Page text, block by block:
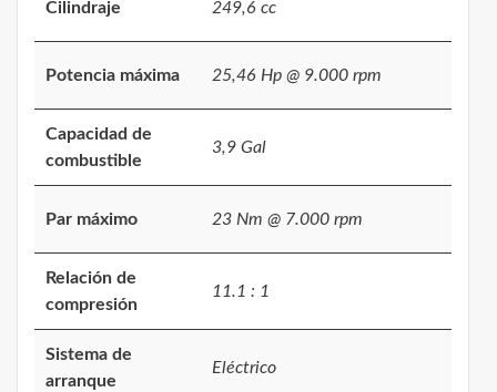
Cilindraje 249,6 cc
Potencia máxima 25,46 Hp @ 9.000 rpm
Capacidad de
combustible
3,9 Gal
Par máximo 23 Nm @ 7.000 rpm
Relación de
compresión
11.1 : 1
Sistema de
arranque
Eléctrico